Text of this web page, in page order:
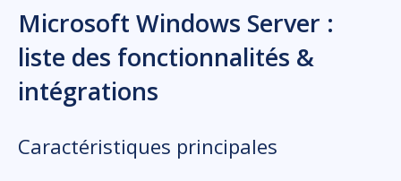
Microsoft Windows Server :
liste des fonctionnalités &
intégrations
Caractéristiques principales